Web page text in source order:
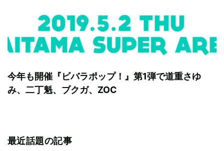
今年も開催『ビバラポップ！』第1弾で道重さゆ
み、二丁魁、ブクガ、ZOC
最近話題の記事